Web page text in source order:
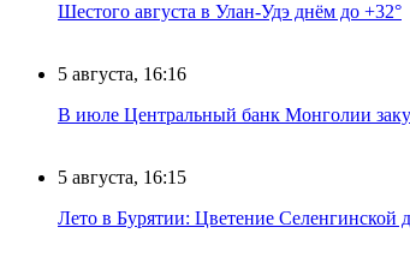
Шестого августа в Улан-Удэ днём до +32°
5 августа, 16:16
В июле Центральный банк Монголии
5 августа, 16:15
Лето в Бурятии: Цветение Селенгинской